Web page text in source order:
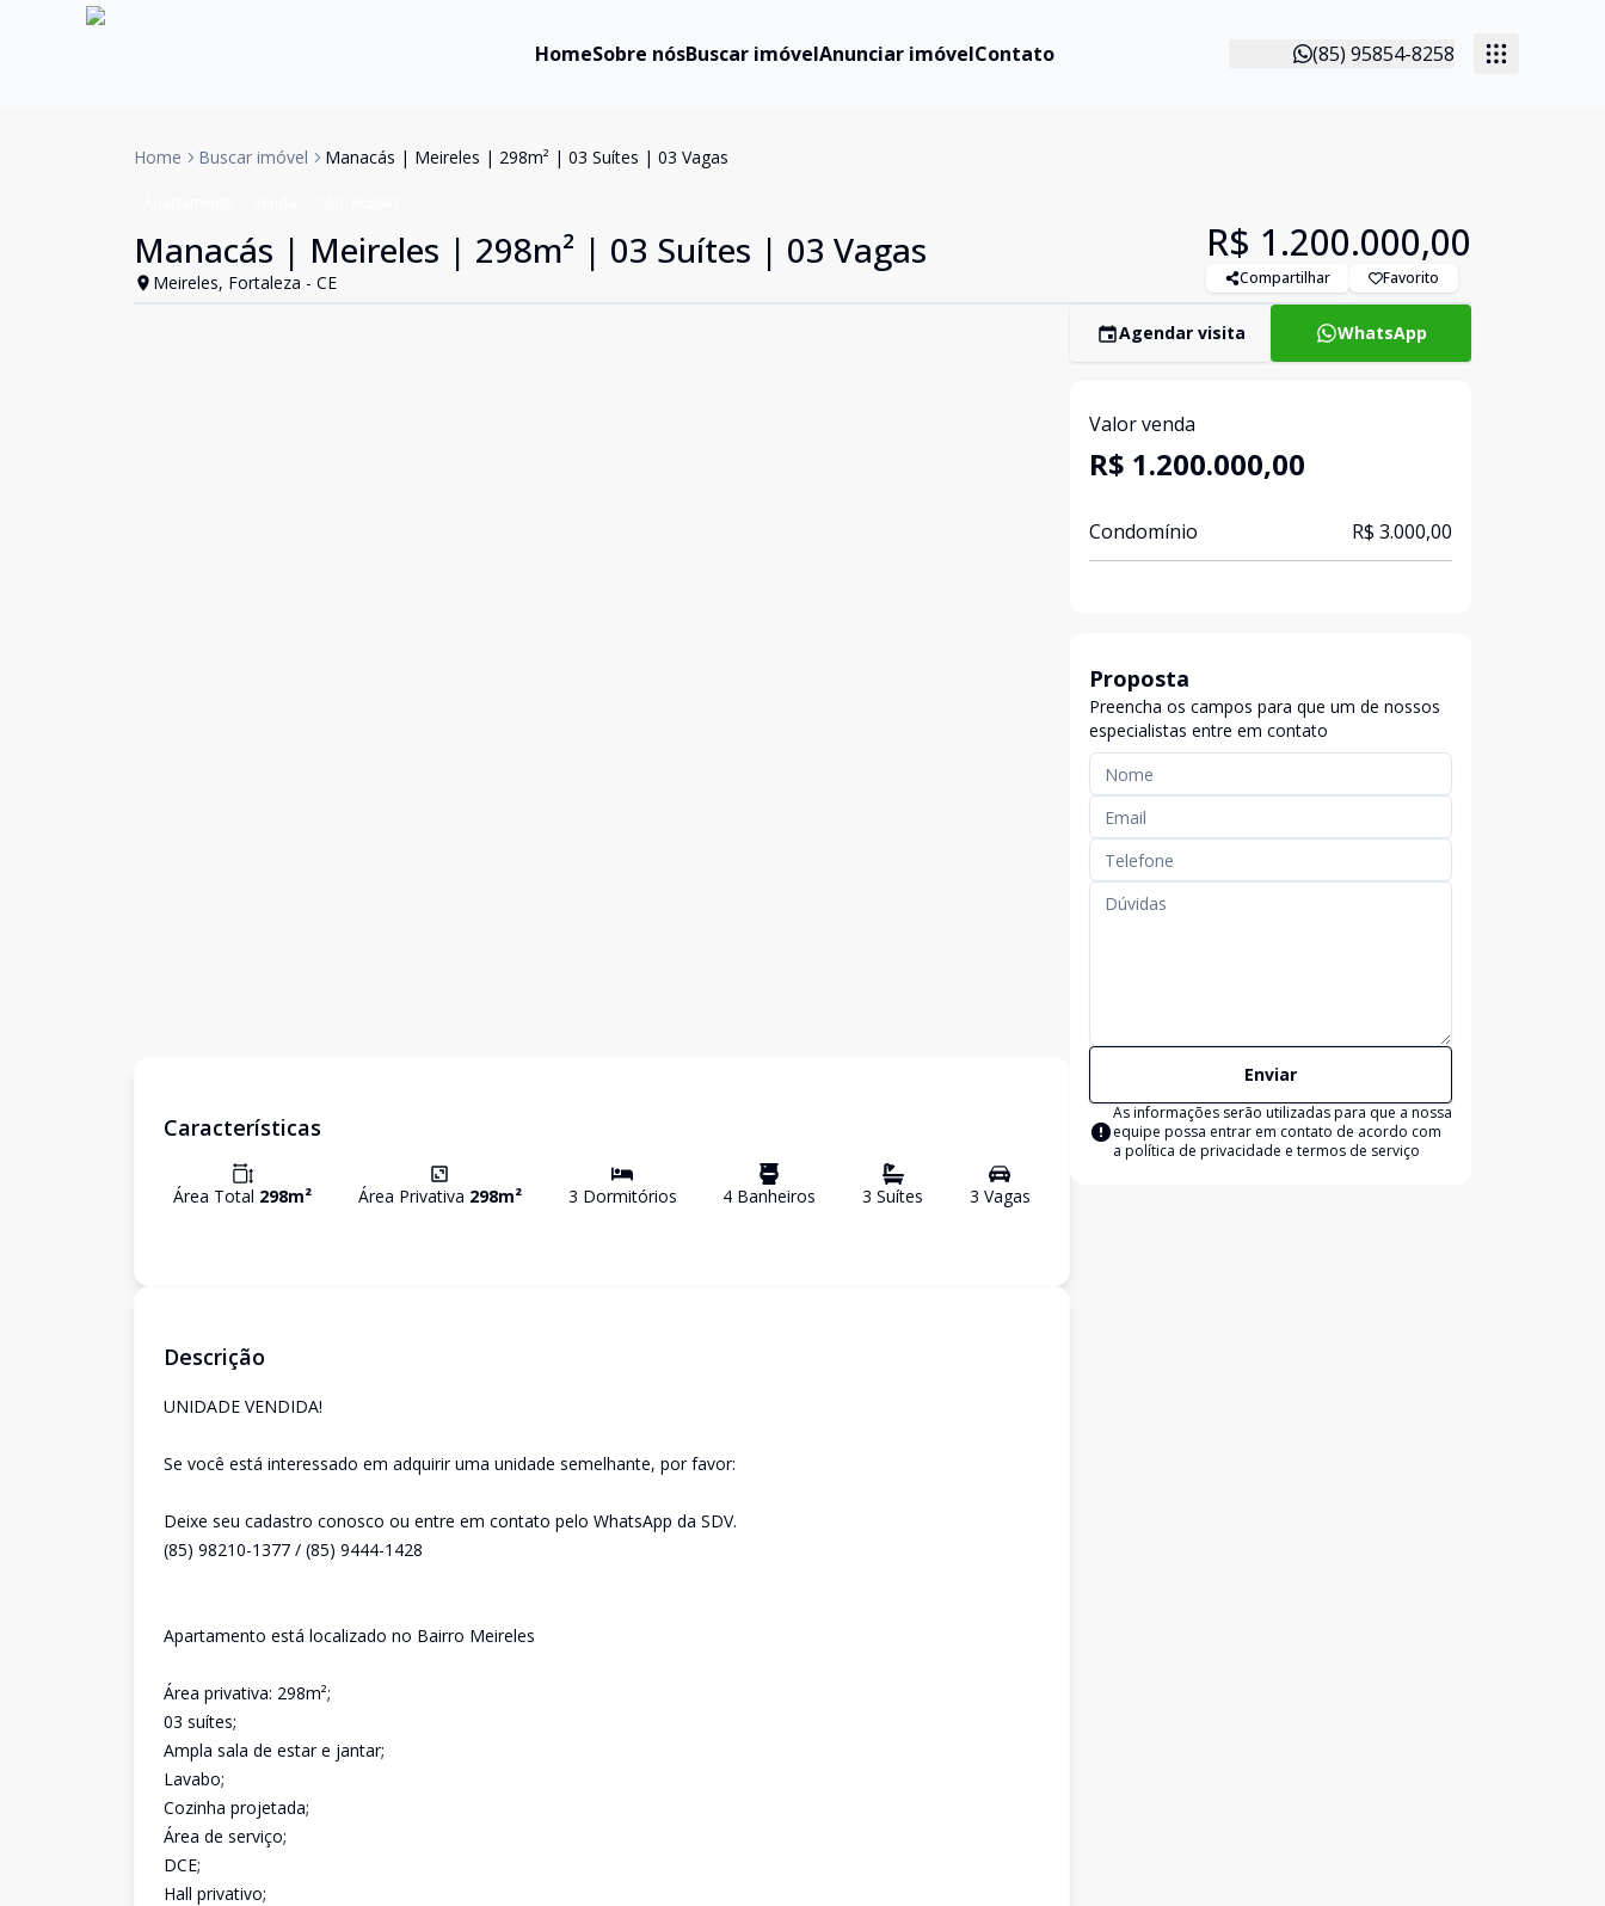
HomeSobre nósBuscar imóvelAnunciar imóvelContato (85) 95854-8258
Home Buscar imóvel Manacás | Meireles | 298m² | 03 Suítes | 03 Vagas
Manacás | Meireles | 298m² | 03 Suítes | 03 Vagas
Meireles, Fortaleza - CE
R$ 1.200.000,00
Compartilhar Favorito
Características
Área Total 298m² Área Privativa 298m² 3 Dormitórios 4 Banheiros 3 Suítes 3 Vagas
Descrição
UNIDADE VENDIDA!
Se você está interessado em adquirir uma unidade semelhante, por favor:
Deixe seu cadastro conosco ou entre em contato pelo WhatsApp da SDV.
(85) 98210-1377 / (85) 9444-1428
Apartamento está localizado no Bairro Meireles
Área privativa: 298m²;
03 suítes;
Ampla sala de estar e jantar;
Lavabo;
Cozinha projetada;
Área de serviço;
DCE;
Hall privativo;
Agendar visita WhatsApp
Valor venda
R$ 1.200.000,00
Condomínio R$ 3.000,00
Proposta
Preencha os campos para que um de nossos
especialistas entre em contato
Enviar
As informações serão utilizadas para que a nossa
equipe possa entrar em contato de acordo com
a política de privacidade e termos de serviço